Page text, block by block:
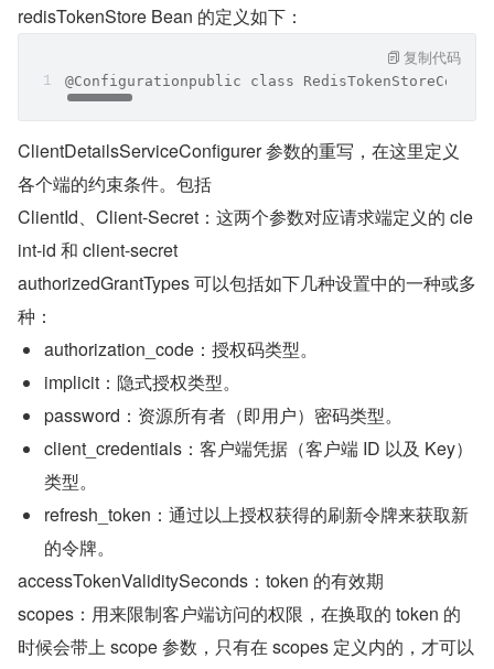
redisTokenStore Bean 的定义如下：
@Configurationpublic class
复制代码
ClientDetailsServiceConfigurer 参数的重写，在这里定义
各个端的约束条件。包括
ClientId、Client-Secret：这两个参数对应请求端定义的 cle
int-id 和 client-secret
authorizedGrantTypes 可以包括如下几种设置中的一种或多
种：
authorization_code：授权码类型。
implicit：隐式授权类型。
password：资源所有者（即用户）密码类型。
client_credentials：客户端凭据（客户端 ID 以及 Key）
类型。
refresh_token：通过以上授权获得的刷新令牌来获取新
的令牌。
accessTokenValiditySeconds：token 的有效期
scopes：用来限制客户端访问的权限，在换取的 token 的
时候会带上 scope 参数，只有在 scopes 定义内的，才可以